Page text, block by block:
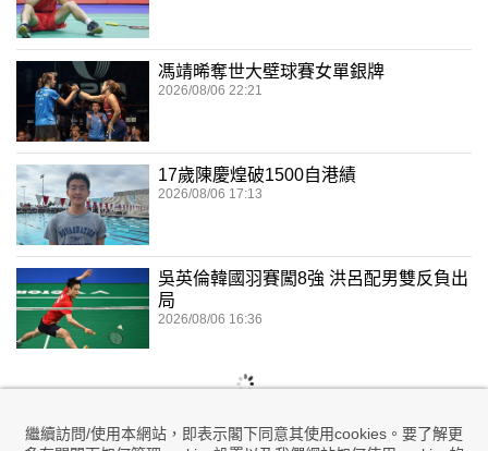
繼續訪問/使用本網站，即表示閣下同意其使用cookies。要了解更
馮靖晞奪世大壁球賽女單銀牌
2026/08/06 22:21
17歲陳慶煌破1500自港績
2026/08/06 17:13
吳英倫韓國羽賽闖8強 洪呂配男雙反負出
局
2026/08/06 16:36